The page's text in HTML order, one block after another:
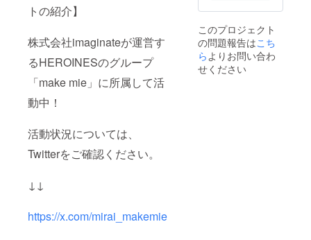
トの紹介】
株式会社imaginateが運営す
るHEROINESのグループ
「make mie」に所属して活
動中！
活動状況については、
Twitterをご確認ください。
↓↓
https://x.com/mirai_makemie
このプロジェクト
の問題報告はこち
らよりお問い合わ
せください